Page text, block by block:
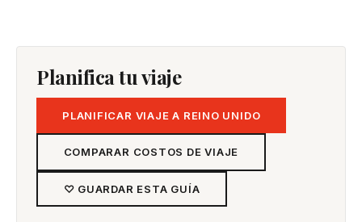
Planifica tu viaje
PLANIFICAR VIAJE A REINO UNIDO
COMPARAR COSTOS DE VIAJE
♡ GUARDAR ESTA GUÍA